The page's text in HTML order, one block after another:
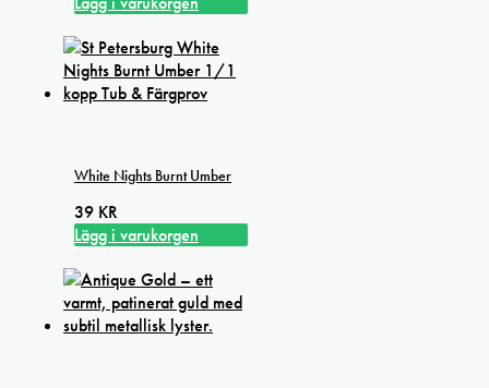
White Nights Burnt Umber
39 KR
Lägg i varukorgen